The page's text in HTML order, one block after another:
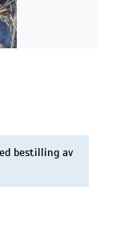
bestilling av